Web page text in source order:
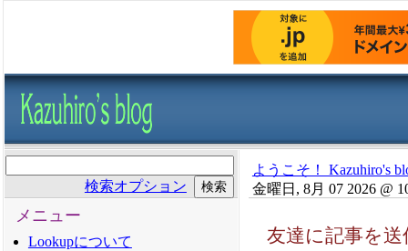
検索オプション
メニュー
Lookupについて
ようこそ！ Kazuhiro's
金曜日, 8月 07 2026 @
友達に記事を